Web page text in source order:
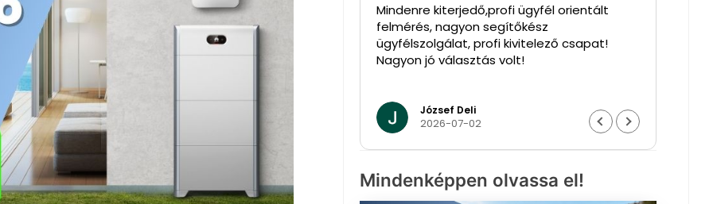
során
az NVSolar
rövid volt.
képest,
Ugyanez
Mindenre kiterjedő,profi ügyfél orientált
felmérés, nagyon segítőkész
ügyfélszolgálat, profi kivitelező csapat!
Nagyon jó választás volt!
Nagyon ügyfélbarát cég
Péter Karlócai
2026-05-05
Mindenképpen olvassa el!